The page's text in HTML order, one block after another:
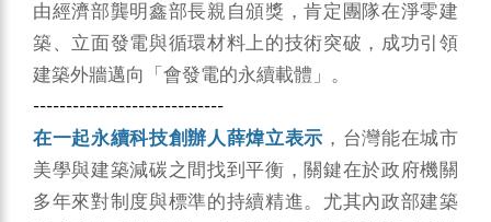
由經濟部龔明鑫部長親自頒獎，肯定團隊在淨零建
築、立面發電與循環材料上的技術突破，成功引領
建築外牆邁向「會發電的永續載體」。
-----------------------------
在一起永續科技創辦人薛煒立表示 ，台灣能在城市
美學與建築減碳之間找到平衡，關鍵在於政府機關
多年來對制度與標準的持續精進。尤其內政部建築